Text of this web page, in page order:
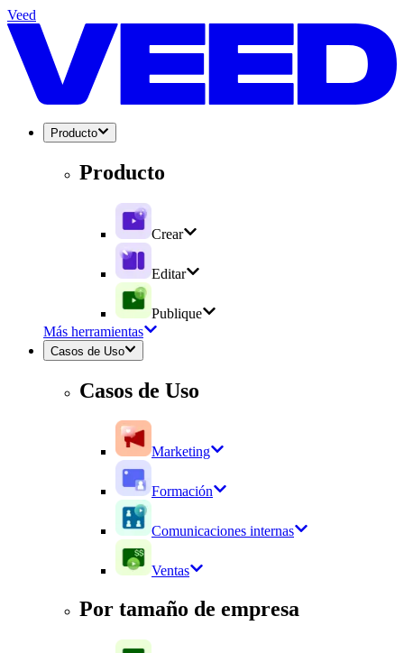
Veed
Producto
Producto
Crear
Editar
Publique
Más herramientas
Casos de Uso
Casos de Uso
Marketing
Formación
Comunicaciones internas
Ventas
Por tamaño de empresa